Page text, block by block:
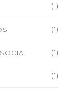
(1)
(1)
(1)
(1)